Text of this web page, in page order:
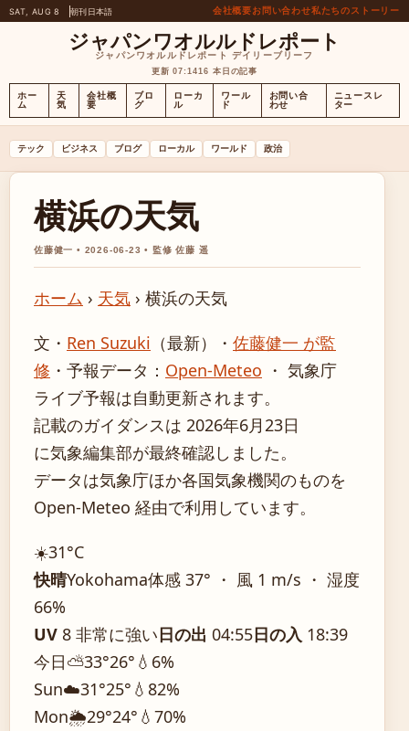
SAT, AUG 8 朝刊日本語 会社概要お問い合わせ私たちのストーリー
ジャパンワオルルドレポート
ジャパンワオルルドレポート デイリーブリーフ
更新 07:1416 本日の記事
ホー
ム
天
気
会社概
要
ブロ
グ
ローカ
ル
ワール
ド
お問い合
わせ
ニュースレ
ター
テック ビジネス ブログ ローカル ワールド 政治
横浜の天気
佐藤健一 • 2026-06-23 • 監修 佐藤 遥
ホーム › 天気 › 横浜の天気
文・ Ren Suzuki （最新） ・ 佐藤健一 が監
修 ・ 予報データ： Open-Meteo ・ 気象庁
ライブ予報は自動更新されます。
記載のガイダンスは 2026年6月23日
に気象編集部が最終確認しました。
データは気象庁ほか各国気象機関のものを
Open-Meteo 経由で利用しています。
☀️31°C
快晴Yokohama体感 37° ・ 風 1 m/s ・ 湿度
66%
UV 8 非常に強い日の出 04:55日の入 18:39
今日⛅33°26° 💧6%
Sun☁️31°25° 💧82%
Mon🌦️29°24° 💧70%